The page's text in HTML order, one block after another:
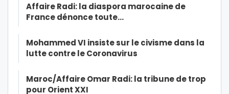
Affaire Radi: la diaspora marocaine de
France dénonce toute…
Mohammed VI insiste sur le civisme dans la
lutte contre le Coronavirus
Maroc/Affaire Omar Radi: la tribune de trop
pour Orient XXI